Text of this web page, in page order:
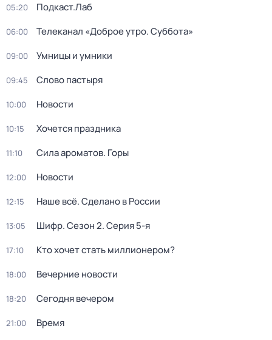
05:20 Подкаст.Лаб
06:00 Телеканал «Доброе утро. Суббота»
09:00 Умницы и умники
09:45 Слово пастыря
10:00 Новости
10:15 Хочется праздника
11:10 Сила ароматов. Горы
12:00 Новости
12:15 Наше всё. Сделано в России
13:05 Шифр. Сезон 2. Серия 5-я
17:10 Кто хочет стать миллионером?
18:00 Вечерние новости
18:20 Сегодня вечером
21:00 Время